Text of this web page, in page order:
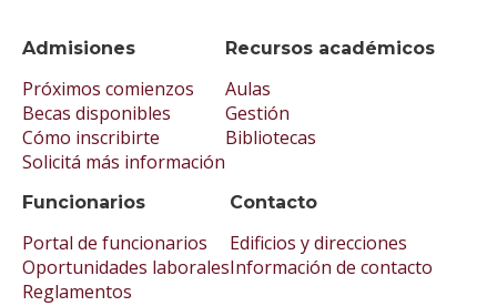
Admisiones
Próximos comienzos
Becas disponibles
Cómo inscribirte
Solicitá más información
Recursos académicos
Aulas
Gestión
Bibliotecas
Funcionarios
Portal de funcionarios
Oportunidades laborales
Reglamentos
Contacto
Edificios y direcciones
Información de contacto